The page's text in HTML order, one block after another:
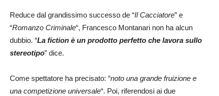
Reduce dal grandissimo successo de “Il Cacciatore” e
“Romanzo Criminale“, Francesco Montanari non ha alcun
dubbio. “La fiction è un prodotto perfetto che lavora sullo
stereotipo” dice.
Come spettatore ha precisato: “noto una grande fruizione e
una competizione universale“. Poi, riferendosi ai due